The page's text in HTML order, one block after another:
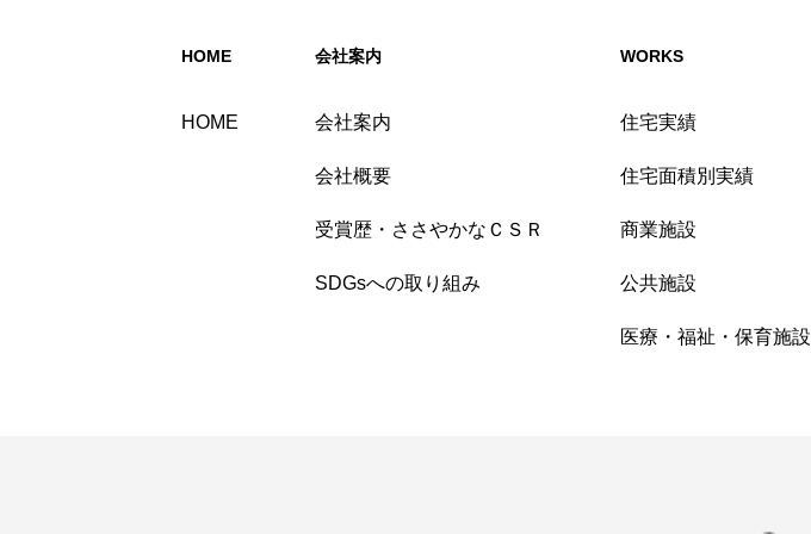
HOME
HOME
会社案内
会社案内
会社概要
受賞歴・ささやかなＣＳＲ
SDGsへの取り組み
WORKS
住宅実績
住宅面積別実績
商業施設
公共施設
医療・福祉・保育施設